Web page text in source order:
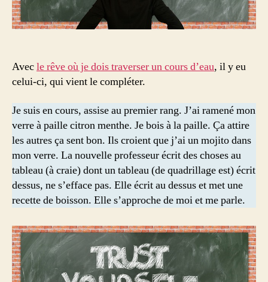
Avecle rêve où je dois traverser un cours d’eau, il y eu
celui-ci, qui vient le compléter.
Je suis en cours, assise au premier rang. J’ai ramené mon
verre à paille citron menthe. Je bois à la paille. Ça attire
les autres ça sent bon. Ils croient que j’ai un mojito dans
mon verre. La nouvelle professeur écrit des choses au
tableau (à craie) dont un tableau (de quadrillage est) écrit
dessus, ne s’efface pas. Elle écrit au dessus et met une
recette de boisson. Elle s’approche de moi et me parle.